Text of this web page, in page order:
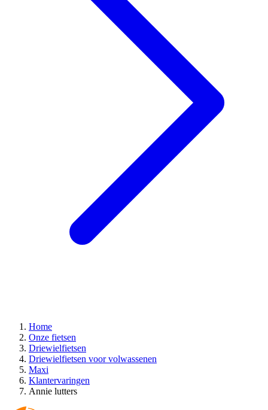
Home
Onze fietsen
Driewielfietsen
Driewielfietsen voor volwassenen
Maxi
Klantervaringen
Annie lutters